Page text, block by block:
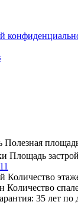
Полезная
Площадь
Количество
Количество
35 лет по